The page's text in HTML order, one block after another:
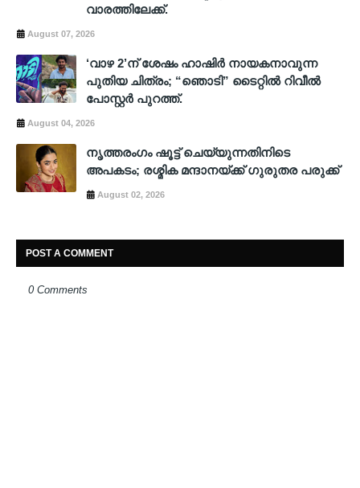
വാരത്തിലേക്ക്.
August 07, 2026
‘വാഴ 2’ന് ശേഷം ഹാഷിർ നായകനാവുന്ന
പുതിയ ചിത്രം; “ഞൊടി” ടൈറ്റിൽ റിവീൽ
പോസ്റ്റർ പുറത്ത്.
August 04, 2026
നൃത്തരംഗം ഷൂട്ട് ചെയ്യുന്നതിനിടെ
അപകടം; രശ്മിക മന്ദാനയ്ക്ക് ഗുരുതര പരുക്ക്
August 02, 2026
POST A COMMENT
0 Comments